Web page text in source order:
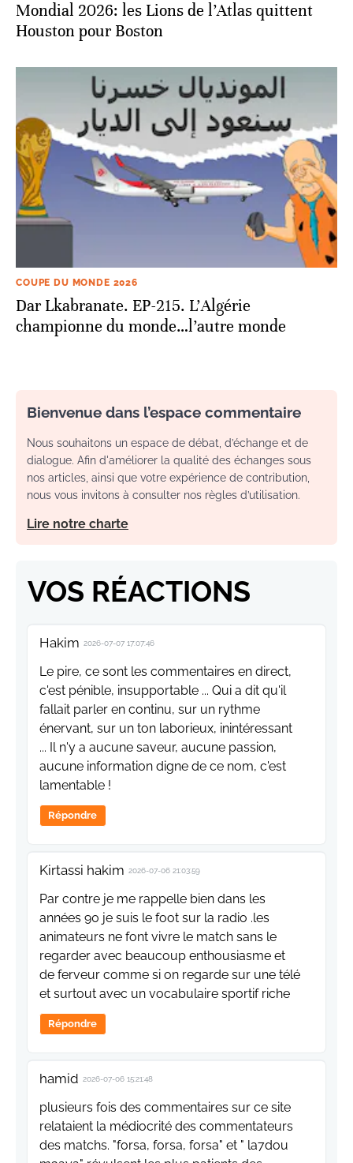
Mondial 2026: les Lions de l’Atlas quittent
Houston pour Boston
COUPE DU MONDE 2026
Dar Lkabranate. EP-215. L’Algérie
championne du monde…l’autre monde
Bienvenue dans l’espace commentaire
Nous souhaitons un espace de débat, d’échange et de
dialogue. Afin d'améliorer la qualité des échanges sous
nos articles, ainsi que votre expérience de contribution,
nous vous invitons à consulter nos règles d’utilisation.
Lire notre charte
VOS RÉACTIONS
Hakim 2026-07-07 17:07:46
Le pire, ce sont les commentaires en direct,
c'est pénible, insupportable ... Qui a dit qu'il
fallait parler en continu, sur un rythme
énervant, sur un ton laborieux, inintéressant
... Il n'y a aucune saveur, aucune passion,
aucune information digne de ce nom, c'est
lamentable !
Répondre
Kirtassi hakim 2026-07-06 21:03:59
Par contre je me rappelle bien dans les
années 90 je suis le foot sur la radio .les
animateurs ne font vivre le match sans le
regarder avec beaucoup enthousiasme et
de ferveur comme si on regarde sur une télé
et surtout avec un vocabulaire sportif riche
Répondre
hamid 2026-07-06 15:21:48
plusieurs fois des commentaires sur ce site
relataient la médiocrité des commentateurs
des matchs. "forsa, forsa, forsa" et " la7dou